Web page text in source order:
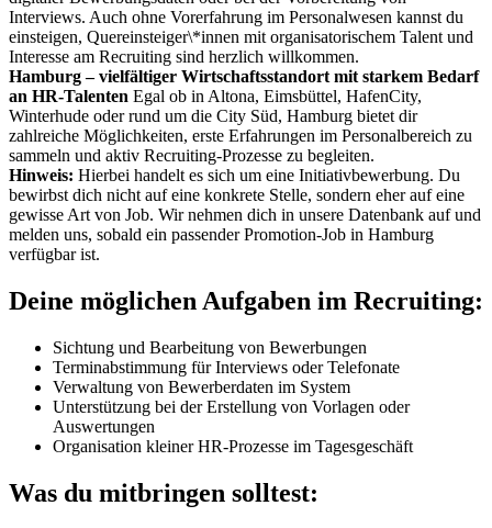
Interviews. Auch ohne Vorerfahrung im Personalwesen kannst du
einsteigen, Quereinsteiger\*innen mit organisatorischem Talent und
Interesse am Recruiting sind herzlich willkommen.
Hamburg – vielfältiger Wirtschaftsstandort mit starkem Bedarf
an HR-Talenten Egal ob in Altona, Eimsbüttel, HafenCity,
Winterhude oder rund um die City Süd, Hamburg bietet dir
zahlreiche Möglichkeiten, erste Erfahrungen im Personalbereich zu
sammeln und aktiv Recruiting-Prozesse zu begleiten.
Hinweis: Hierbei handelt es sich um eine Initiativbewerbung. Du
bewirbst dich nicht auf eine konkrete Stelle, sondern eher auf eine
gewisse Art von Job. Wir nehmen dich in unsere Datenbank auf und
melden uns, sobald ein passender Promotion-Job in Hamburg
verfügbar ist.
Deine möglichen Aufgaben im Recruiting:
Sichtung und Bearbeitung von Bewerbungen
Terminabstimmung für Interviews oder Telefonate
Verwaltung von Bewerberdaten im System
Unterstützung bei der Erstellung von Vorlagen oder
Auswertungen
Organisation kleiner HR-Prozesse im Tagesgeschäft
Was du mitbringen solltest: